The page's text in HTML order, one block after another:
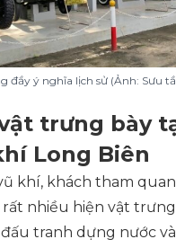
đầy ý nghĩa lịch sử (Ảnh: Sưu
trưng bày
Long Biên
khí, khách tham
nhiều hiện vật
tranh dựng nước